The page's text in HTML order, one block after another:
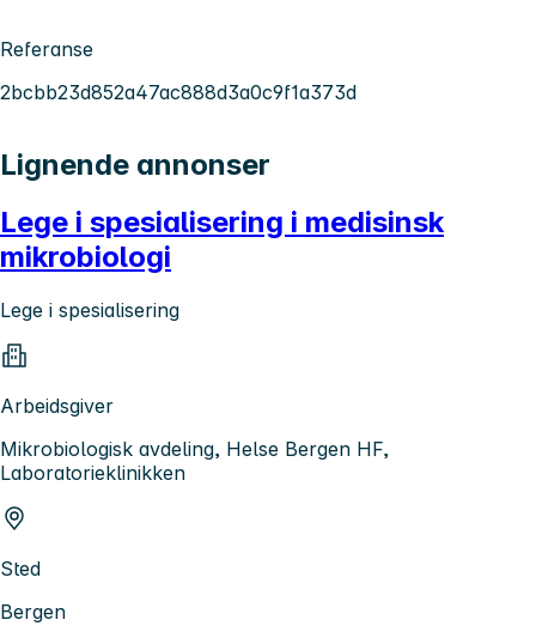
Referanse
2bcbb23d852a47ac888d3a0c9f1a373d
Lignende annonser
Lege i spesialisering i medisinsk
mikrobiologi
Lege i spesialisering
Arbeidsgiver
Mikrobiologisk avdeling, Helse Bergen HF,
Laboratorieklinikken
Sted
Bergen